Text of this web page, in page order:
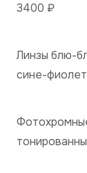
3400 ₽
Линзы блю-
сине-